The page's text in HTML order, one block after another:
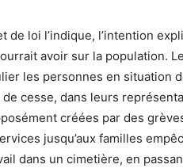
de loi l’indique, l’intention
avoir sur la population.
les personnes en situation
cesse, dans leurs
créées par des
jusqu’aux familles
dans un cimetière, en